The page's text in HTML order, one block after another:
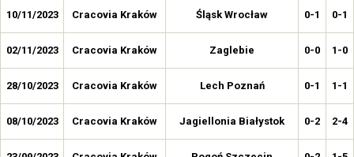
10/11/2023 Cracovia Kraków Śląsk Wrocław 0-1 0-1
02/11/2023 Cracovia Kraków Zaglebie 0-0 1-0
28/10/2023 Cracovia Kraków Lech Poznań 0-1 1-1
08/10/2023 Cracovia Kraków Jagiellonia Białystok 0-2 2-4